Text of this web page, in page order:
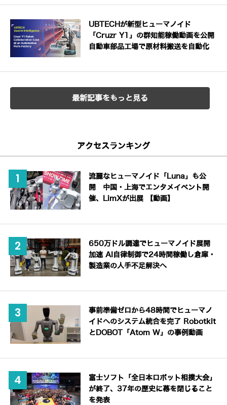
UBTECHが新型ヒューマノイド
「Cruzr Y1」の群知能稼働動画を公開
自動車部品工場で原材料搬送を自動化
最新記事をもっと見る
アクセスランキング
流麗なヒューマノイド「Luna」も公
開 中国・上海でエンタメイベント開
催、LimXが出展 【動画】
650万ドル調達でヒューマノイド展開
加速 AI自律制御で24時間稼働し倉庫・
製造業の人手不足解決へ
事前準備ゼロから48時間でヒューマノ
イドへのシステム統合を完了 Robotkit
とDOBOT「Atom W」の事例動画
富士ソフト「全日本ロボット相撲大会」
が終了、37年の歴史に幕を閉じること
を発表